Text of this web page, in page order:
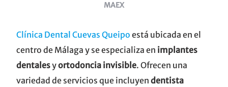
MAEX
Clínica Dental Cuevas Queipo está ubicada en el
centro de Málaga y se especializa en implantes
dentalesyortodoncia invisible. Ofrecen una
variedad de servicios que incluyen dentista